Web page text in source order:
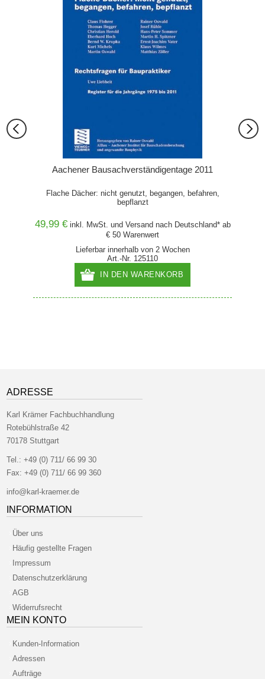
Aachener Bausachverständigentage 2011
Flache Dächer: nicht genutzt, begangen, befahren,
bepflanzt
49,99 € inkl. MwSt. und Versand nach Deutschland* ab
€ 50 Warenwert
Lieferbar innerhalb von 2 Wochen
Art.-Nr. 125110
IN DEN WARENKORB
ADRESSE
Karl Krämer Fachbuchhandlung
Rotebühlstraße 42
70178 Stuttgart
Tel.:+49 (0) 711/ 66 99 30
Fax: +49 (0) 711/ 66 99 360
info@karl-kraemer.de
INFORMATION
Über uns
Häufig gestellte Fragen
Impressum
Datenschutzerklärung
AGB
Widerrufsrecht
MEIN KONTO
Kunden-Information
Adressen
Aufträge